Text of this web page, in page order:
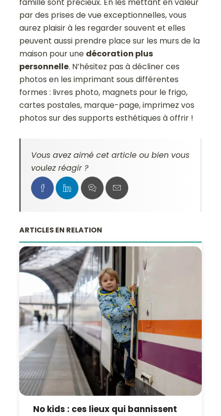
par des prises de vue exceptionnelles, vous
aurez plaisir à les regarder souvent et elles
peuvent aussi prendre place sur les murs de la
maison pour une décoration plus
personnelle. N’hésitez pas à décliner ces
photos en les imprimant sous différentes
formes : livres photo, magnets pour le frigo,
cartes postales, marque-page, imprimez vos
photos sur des supports esthétiques à offrir !
Vous avez aimé cet article ou bien vous
voulez réagir ?
ARTICLES EN RELATION
No kids : ces lieux qui bannissent